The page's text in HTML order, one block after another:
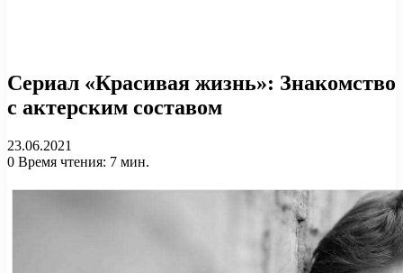
Сериал «Красивая жизнь»: Знакомство
с актерским составом
23.06.2021
0 Время чтения: 7 мин.